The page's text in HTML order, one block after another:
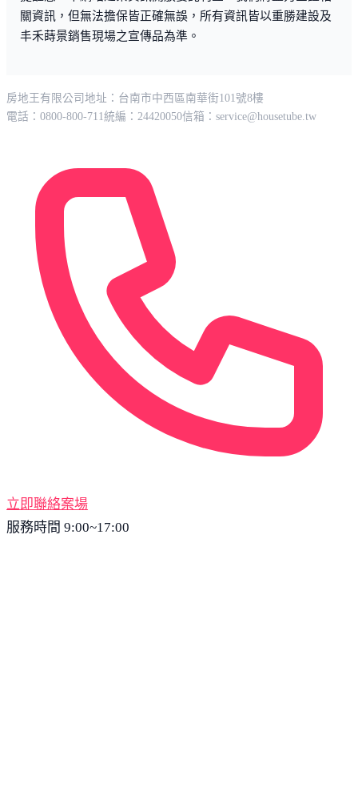
關資訊，但無法擔保皆正確無誤，所有資訊皆以重勝建設及
丰禾蒔景銷售現場之宣傳品為準。
房地王有限公司 地址：台南市中西區南華街101號8樓
電話：0800-800-711統編：24420050信箱： service@housetube.tw
立即聯絡案場
服務時間 9:00~17:00